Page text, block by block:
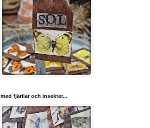
med fjärilar och insekter...